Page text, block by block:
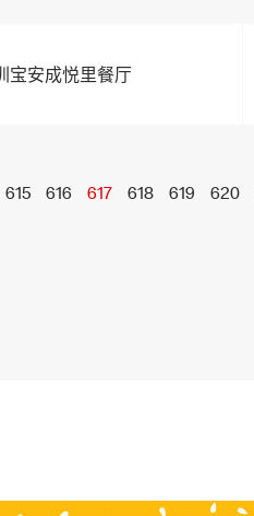
宝安成悦里餐厅
615 616 617 618 619 620